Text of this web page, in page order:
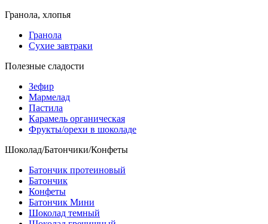
Гранола, хлопья
Гранола
Сухие завтраки
Полезные сладости
Зефир
Мармелад
Пастила
Карамель органическая
Фрукты/орехи в шоколаде
Шоколад/Батончики/Конфеты
Батончик протеиновый
Батончик
Конфеты
Батончик Мини
Шоколад темный